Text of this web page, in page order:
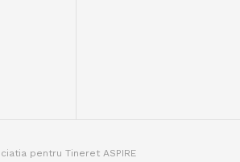
pentru Tineret ASPIRE